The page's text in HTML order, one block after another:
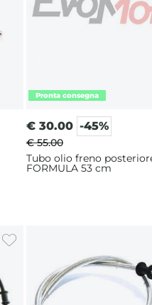
€ 30.00 -45%
€ 55.00
Tubo olio freno
FORMULA 53 cm